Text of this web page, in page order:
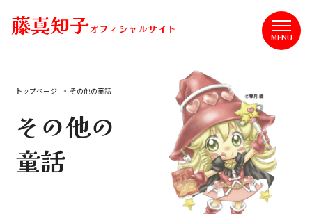
藤真知子オフィシャルサイト
MENU
トップページ その他の童話
その他の
童話